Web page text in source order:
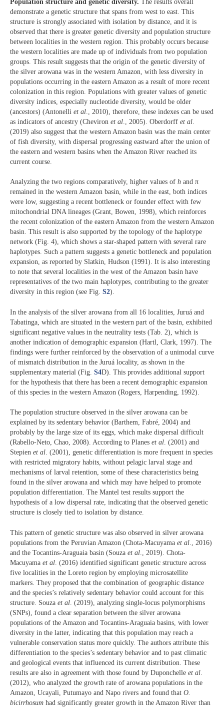
Population structure and genetic diversity.
The results overall
demonstrate a genetic structure that spans from west to east. This
structure is strongly associated with isolation by distance, and it is
observed that there is greater genetic diversity and population structure
between localities in the western region. This probably occurs because
the western localities are made up of individuals from two population
groups. This result suggests that the origin of the genetic diversity of
the silver arowana was in the western Amazon, with less diversity in
populations occurring in the eastern Amazon as a result of more recent
colonization in this region. Populations with greater values of genetic
diversity indices, especially nucleotide diversity, would be older
(ancestors) (Antonelli et al ., 2010), therefore, these indexes can be used
as indicators of ancestry (Cheviron et al ., 2005). Oberdorff et al
(2019) also suggest that the western Amazon basin was the main center
of fish diversity, with dispersal progressing eastward after the union of
the eastern and western basins when the Amazon River reached its
current course.
Analyzing the two regions comparatively, higher values of h and π
remained in the western Amazon basin, while in the east, both indices
were low, suggesting a recent bottleneck or founder effect with few
mitochondrial DNA lineages (Grant, Bowen, 1998), which reinforces
the recent colonization of the eastern Amazon from the western Amazon
basin. This result is also supported by the topology of the haplotype
network (Fig. 4), which shows a star-shaped pattern with several rare
haplotypes. Such a pattern suggests a genetic bottleneck and population
expansion, as reported by Slatkin, Hudson (1991). It is also interesting
to note that several localities in the west of the Amazon basin have
representatives of the two main haplotypes, contributing to the greater
diversity in this region (see Fig. S2).
In the analysis of the silver arowana from all 16 localities, Juruá and
Tabatinga, which are situated in the western part of the basin, exhibited
significant negative values in the neutrality tests (Tab. 2), which is
another indication of demographic expansion (Hartl, Clark, 1997). The
findings were further reinforced by the observation of a unimodal curve
of mismatch distribution in the Juruá locality, as shown in the
supplementary material (Fig. S4D). This provides additional support
for the hypothesis that there has been a recent demographic expansion
of this species in the western Amazon (Rogers, Harpending, 1992).
The population structure observed in the silver arowana can be
explained by its sedentary behavior (Barthem, Fabré, 2004) and
probably by the large size of its eggs, which make dispersal difficult
(Rabello-Neto, Chao, 2008). According to Planes et al. (2001) and
Stepien et al. (2001), genetic differentiation is more frequent in species
with restricted migratory habits, without pelagic larval stage and
mechanisms of larval retention, some of these characteristics being
found in the silver arowana and which may have helped to promote
population differentiation. The Mantel test results support the
hypothesis of a low dispersal rate, indicating that the observed genetic
structure is closely tied to isolation by distance.
This pattern of genetic structure was also observed in silver arowana
populations from the Peruvian Amazon (Chota-Macuyama et al ., 2016)
and the Tocantins-Araguaia basin (Souza et al ., 2019). Chota-
Macuyama et al . (2016) identified significant genetic structure across
five localities in the Loreto region by employing microsatellite
markers. They proposed that the combination of geographic distance
and the species’s relatively sedentary behavior could account for this
structure. Souza et al . (2019), analyzing single-locus polymorphisms
(SNPs), found a clear separation between the silver arowana
populations of the Amazon and Tocantins-Araguaia basins, with lower
diversity in the latter, indicating that this population may reach a
vulnerable conservation status more quickly. The authors attribute this
differentiation to the species’s sedentary behavior and to past climatic
and geological events that influenced its current distribution. These
results are also in agreement with those found by Duponchelle et al
(2012), who analyzed the growth rate of arowana populations in the
Amazon, Ucayali, Putumayo and Napo rivers and found that O.
bicirrhosum had significantly greater growth in the Amazon River than